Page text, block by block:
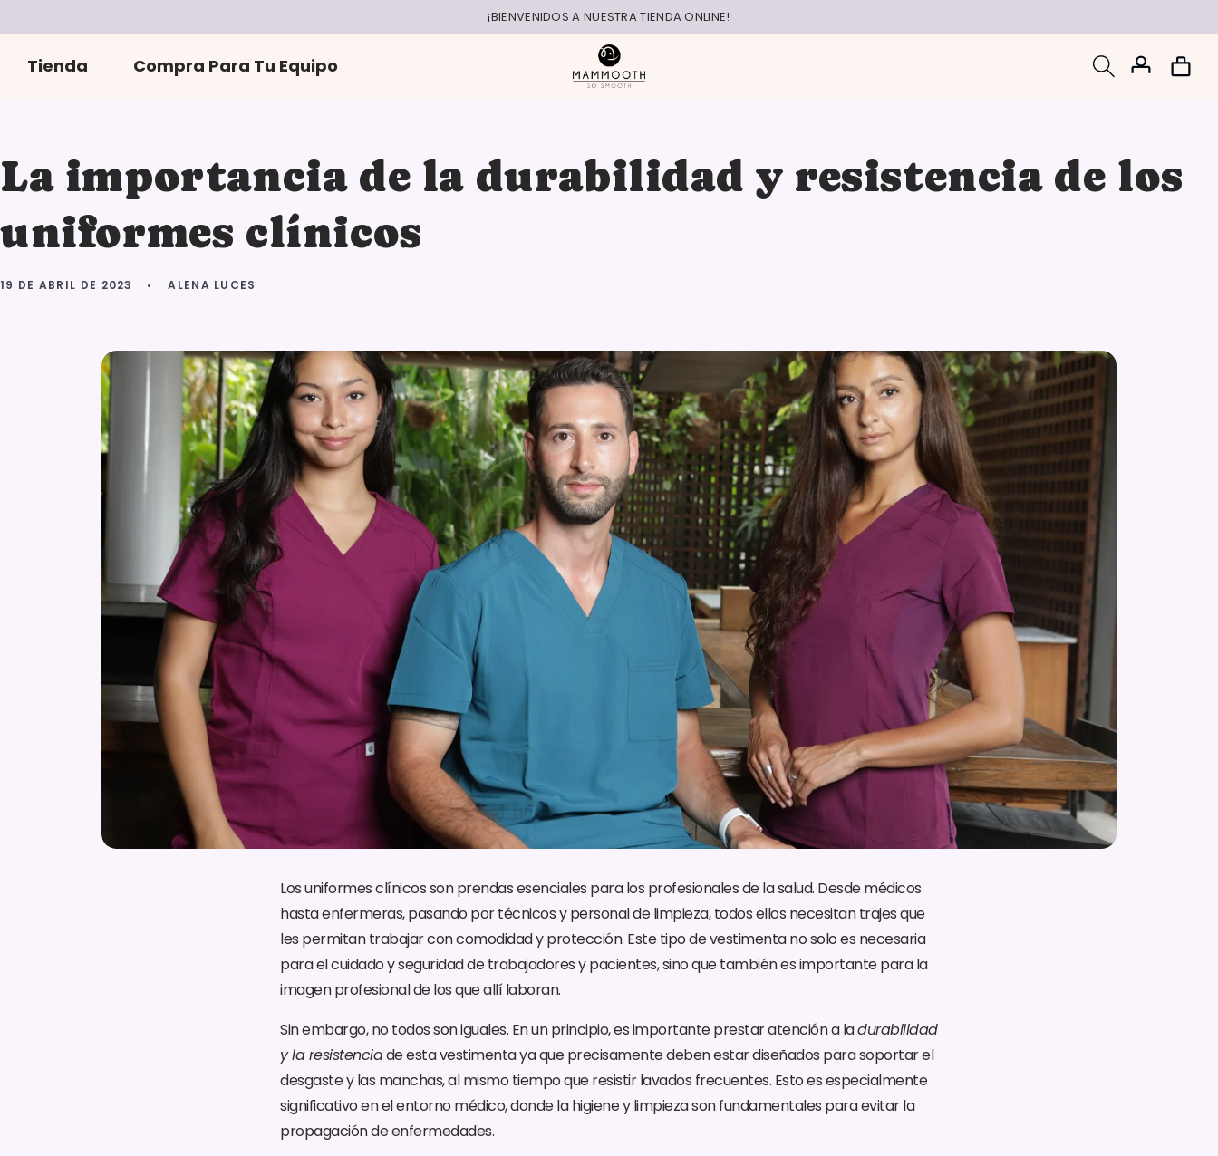
contenido
¡BIENVENIDOS A NUESTRA TIENDA ONLINE!
Tienda Compra Para Tu Equipo
Iniciar
sesión
Carrito
La importancia de la durabilidad y resistencia de los
uniformes clínicos
19 DE ABRIL DE 2023 ALENA LUCES
Los uniformes clínicos son prendas esenciales para los profesionales de la salud. Desde médicos
hasta enfermeras, pasando por técnicos y personal de limpieza, todos ellos necesitan trajes que
les permitan trabajar con comodidad y protección. Este tipo de vestimenta no solo es necesaria
para el cuidado y seguridad de trabajadores y pacientes, sino que también es importante para la
imagen profesional de los que allí laboran.
Sin embargo, no todos son iguales. En un principio, es importante prestar atención a ladurabilidad
y la resistenciade esta vestimenta ya que precisamente deben estar diseñados para soportar el
desgaste y las manchas, al mismo tiempo que resistir lavados frecuentes. Esto es especialmente
significativo en el entorno médico, donde la higiene y limpieza son fundamentales para evitar la
propagación de enfermedades.